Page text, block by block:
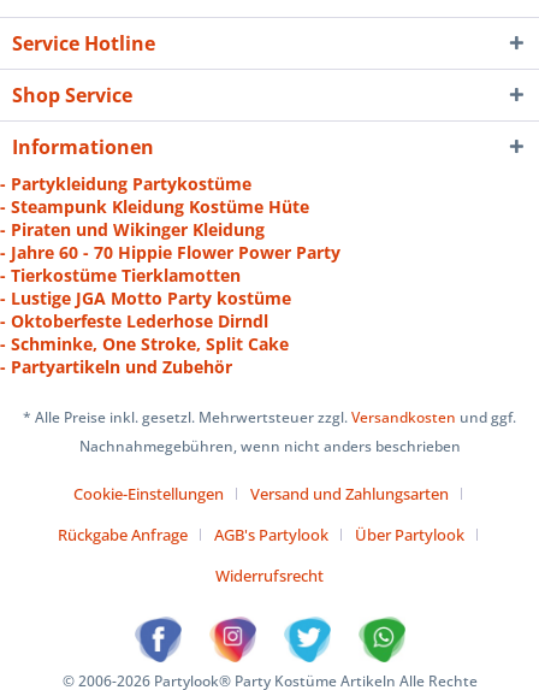
Service Hotline
Shop Service
Informationen
- Partykleidung Partykostüme
- Steampunk Kleidung Kostüme Hüte
- Piraten und Wikinger Kleidung
- Jahre 60 - 70 Hippie Flower Power Party
- Tierkostüme Tierklamotten
- Lustige JGA Motto Party kostüme
- Oktoberfeste Lederhose Dirndl
- Schminke, One Stroke, Split Cake
- Partyartikeln und Zubehör
* Alle Preise inkl. gesetzl. Mehrwertsteuer zzgl.Versandkosten und ggf.
Nachnahmegebühren, wenn nicht anders beschrieben
Cookie-Einstellungen
Versand und Zahlungsarten
Rückgabe Anfrage
AGB's Partylook
Über Partylook
Widerrufsrecht
© 2006-2026 Partylook® Party Kostüme Artikeln Alle Rechte